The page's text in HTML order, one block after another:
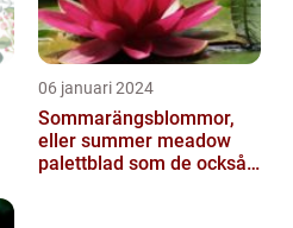
06 januari 2024
Sommarängsblommor,
eller summer meadow
palettblad som de också